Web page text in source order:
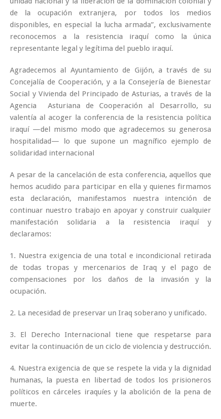
de la ocupación extranjera, por todos los medios
disponibles, en especial la lucha armada”, exclusivamente
reconocemos a la resistencia iraquí como la única
representante legal y legítima del pueblo iraquí.
Agradecemos al Ayuntamiento de Gijón, a través de su
Concejalía de Cooperación, y a la Consejería de Bienestar
Social y Vivienda del Principado de Asturias, a través de la
Agencia Asturiana de Cooperación al Desarrollo, su
valentía al acoger la conferencia de la resistencia política
iraquí —del mismo modo que agradecemos su generosa
hospitalidad— lo que supone un magnífico ejemplo de
solidaridad internacional
A pesar de la cancelación de esta conferencia, aquellos que
hemos acudido para participar en ella y quienes firmamos
esta declaración, manifestamos nuestra intención de
continuar nuestro trabajo en apoyar y construir cualquier
manifestación solidaria a la resistencia iraquí y
declaramos:
1. Nuestra exigencia de una total e incondicional retirada
de todas tropas y mercenarios de Iraq y el pago de
compensaciones por los daños de la invasión y la
ocupación.
2. La necesidad de preservar un Iraq soberano y unificado.
3. El Derecho Internacional tiene que respetarse para
evitar la continuación de un ciclo de violencia y destrucción.
4. Nuestra exigencia de que se respete la vida y la dignidad
humanas, la puesta en libertad de todos los prisioneros
políticos en cárceles iraquíes y la abolición de la pena de
muerte.